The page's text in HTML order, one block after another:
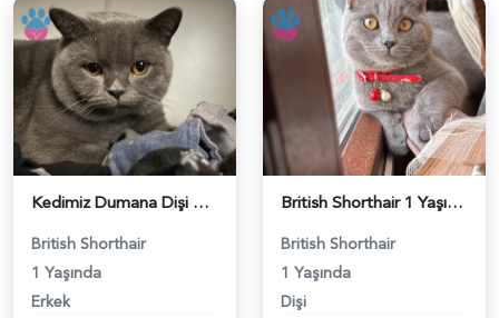
Kedimiz Dumana Dişi Eş arıyoruz - 118984658
British Shorthair
1 Yaşında
Erkek
British Shorthair 1 Yaşında Eş Arıyor - 118984662
British Shorthair
1 Yaşında
Dişi